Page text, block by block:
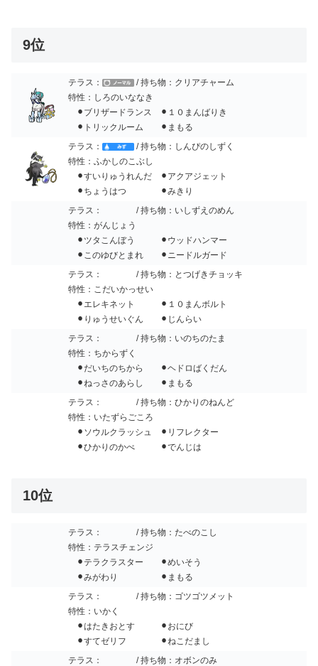
9位
テラス：
/ 持ち物：クリアチャーム
特性：しろのいななき
⚫︎ブリザードランス ⚫︎１０まんばりき
⚫︎トリックルーム ⚫︎まもる
テラス：
/ 持ち物：しんぴのしずく
特性：ふかしのこぶし
⚫︎すいりゅうれんだ ⚫︎アクアジェット
⚫︎ちょうはつ ⚫︎みきり
テラス：
/ 持ち物：いしずえのめん
特性：がんじょう
⚫︎ツタこんぼう ⚫︎ウッドハンマー
⚫︎このゆびとまれ ⚫︎ニードルガード
テラス：
/ 持ち物：とつげきチョッキ
特性：こだいかっせい
⚫︎エレキネット ⚫︎１０まんボルト
⚫︎りゅうせいぐん ⚫︎じんらい
テラス：
/ 持ち物：いのちのたま
特性：ちからずく
⚫︎だいちのちから ⚫︎ヘドロばくだん
⚫︎ねっさのあらし ⚫︎まもる
テラス：
/ 持ち物：ひかりのねんど
特性：いたずらごころ
⚫︎ソウルクラッシュ ⚫︎リフレクター
⚫︎ひかりのかべ ⚫︎でんじは
10位
テラス：
/ 持ち物：たべのこし
特性：テラスチェンジ
⚫︎テラクラスター ⚫︎めいそう
⚫︎みがわり ⚫︎まもる
テラス：
/ 持ち物：ゴツゴツメット
特性：いかく
⚫︎はたきおとす ⚫︎おにび
⚫︎すてゼリフ ⚫︎ねこだまし
テラス：
/ 持ち物：オボンのみ